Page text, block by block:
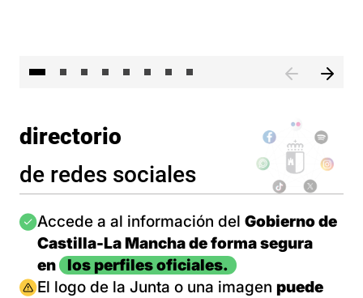
directorio
de redes sociales
Imagen
Accede a al información del Gobierno de
Castilla-La Mancha de forma segura
en
los perfiles oficiales.
Imagen
El logo de la Junta o una imagen puede